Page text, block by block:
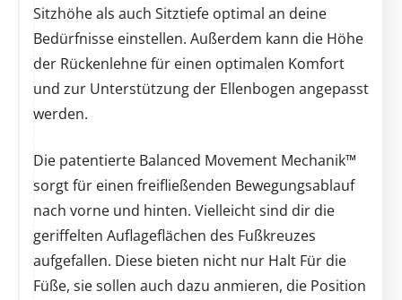
Sitzhöhe als auch Sitztiefe optimal an deine
Bedürfnisse einstellen. Außerdem kann die Höhe
der Rückenlehne für einen optimalen Komfort
und zur Unterstützung der Ellenbogen angepasst
werden.
Die patentierte Balanced Movement Mechanik™
sorgt für einen freifließenden Bewegungsablauf
nach vorne und hinten. Vielleicht sind dir die
geriffelten Auflageflächen des Fußkreuzes
aufgefallen. Diese bieten nicht nur Halt Für die
Füße, sie sollen auch dazu anmieren, die Position